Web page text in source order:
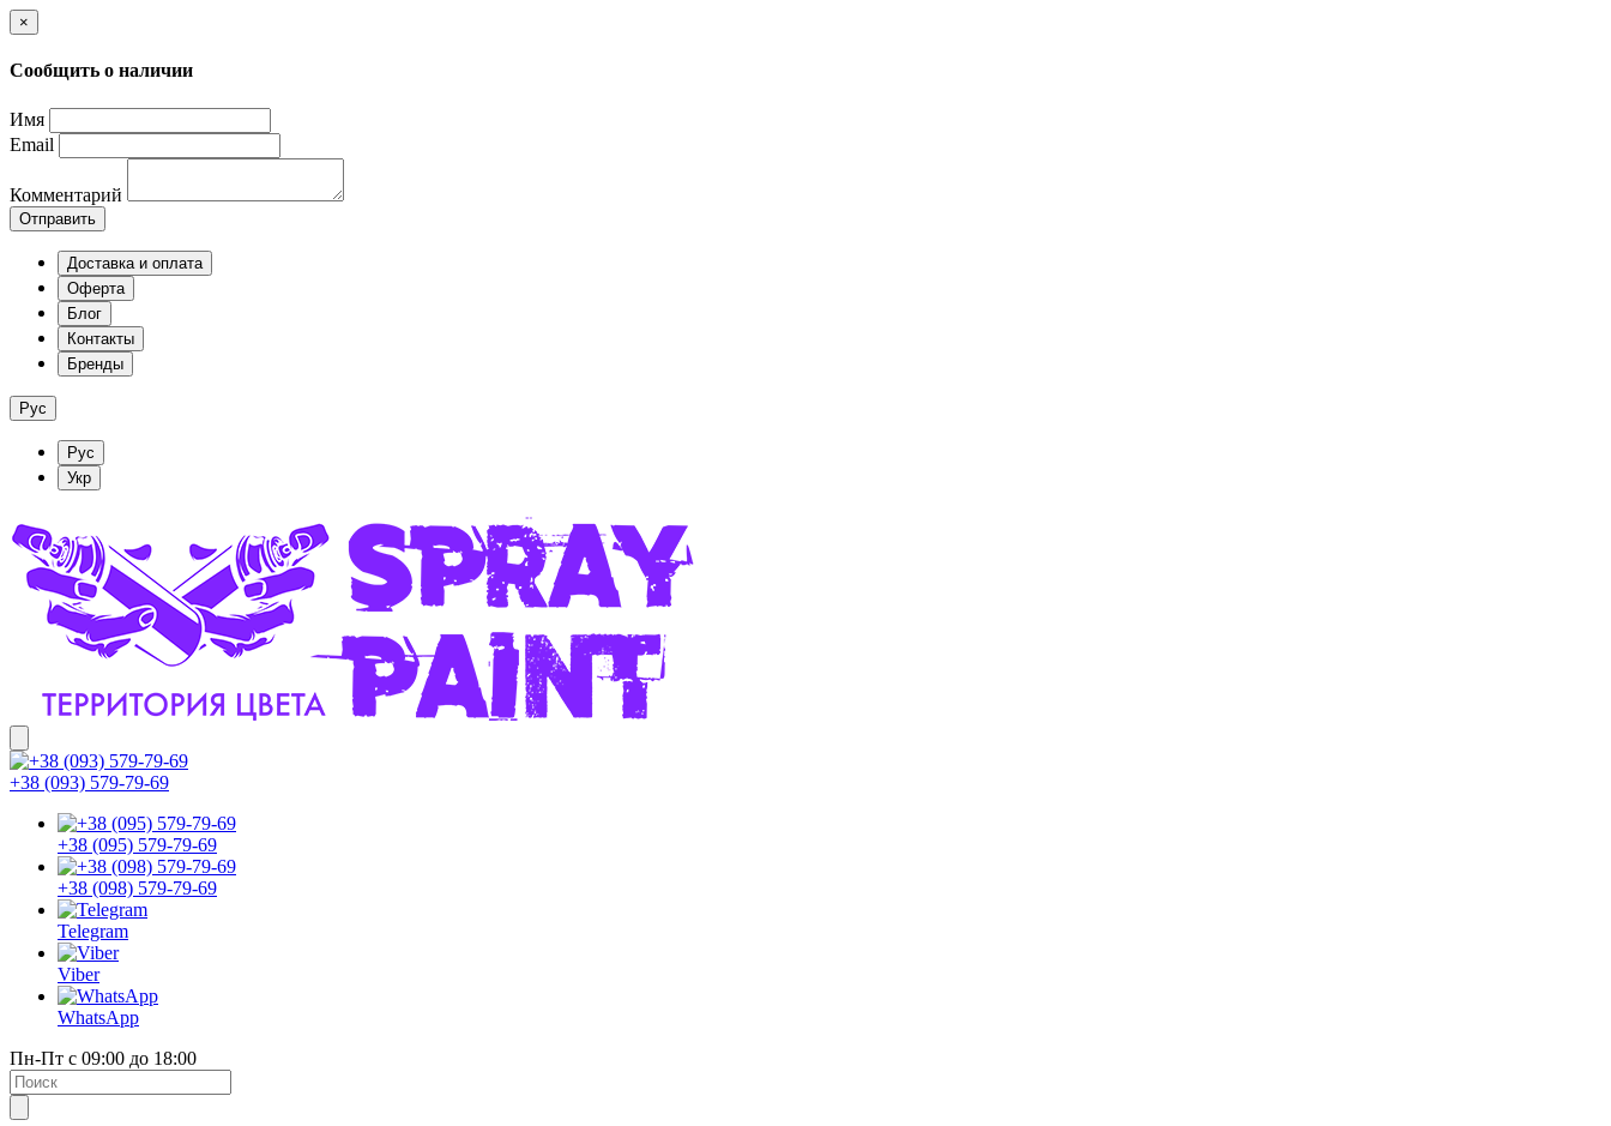
×
Сообщить о наличии
Имя
Email
Комментарий
Отправить
Доставка и оплата
Оферта
Блог
Контакты
Бренды
Рус
Рус
Укр
+38 (093) 579-79-69
+38 (095) 579-79-69
+38 (098) 579-79-69
Telegram
Viber
WhatsApp
Пн-Пт с 09:00 до 18:00